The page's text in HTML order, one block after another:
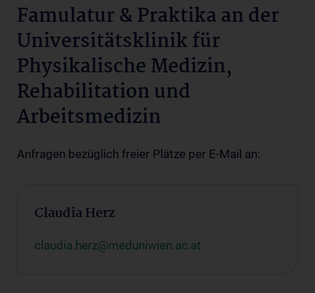
Famulatur & Praktika an der
Universitätsklinik für
Physikalische Medizin,
Rehabilitation und
Arbeitsmedizin
Anfragen bezüglich freier Plätze per E-Mail an:
Claudia Herz
claudia.herz@meduniwien.ac.at